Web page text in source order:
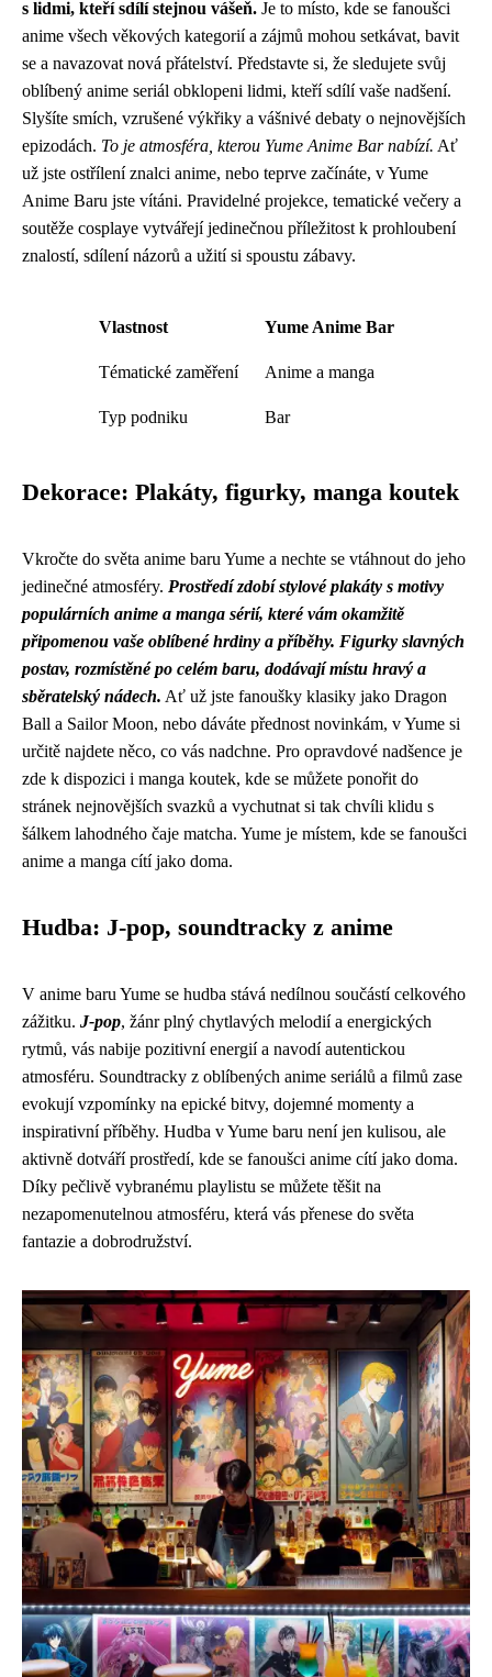
s lidmi, kteří sdílí stejnou vášeň. Je to místo, kde se fanoušci
anime všech věkových kategorií a zájmů mohou setkávat, bavit
se a navazovat nová přátelství. Představte si, že sledujete svůj
oblíbený anime seriál obklopeni lidmi, kteří sdílí vaše nadšení.
Slyšíte smích, vzrušené výkřiky a vášnivé debaty o nejnovějších
epizodách. To je atmosféra, kterou Yume Anime Bar nabízí. Ať
už jste ostřílení znalci anime, nebo teprve začínáte, v Yume
Anime Baru jste vítáni. Pravidelné projekce, tematické večery a
soutěže cosplaye vytvářejí jedinečnou příležitost k prohloubení
znalostí, sdílení názorů a užití si spoustu zábavy.
Vlastnost Yume Anime Bar
Tématické zaměření Anime a manga
Typ podniku Bar
Dekorace: Plakáty, figurky, manga koutek
Vkročte do světa anime baru Yume a nechte se vtáhnout do jeho
jedinečné atmosféry. Prostředí zdobí stylové plakáty s motivy
populárních anime a manga sérií, které vám okamžitě
připomenou vaše oblíbené hrdiny a příběhy. Figurky slavných
postav, rozmístěné po celém baru, dodávají místu hravý a
sběratelský nádech. Ať už jste fanoušky klasiky jako Dragon
Ball a Sailor Moon, nebo dáváte přednost novinkám, v Yume si
určitě najdete něco, co vás nadchne. Pro opravdové nadšence je
zde k dispozici i manga koutek, kde se můžete ponořit do
stránek nejnovějších svazků a vychutnat si tak chvíli klidu s
šálkem lahodného čaje matcha. Yume je místem, kde se fanoušci
anime a manga cítí jako doma.
Hudba: J-pop, soundtracky z anime
V anime baru Yume se hudba stává nedílnou součástí celkového
zážitku. J-pop, žánr plný chytlavých melodií a energických
rytmů, vás nabije pozitivní energií a navodí autentickou
atmosféru. Soundtracky z oblíbených anime seriálů a filmů zase
evokují vzpomínky na epické bitvy, dojemné momenty a
inspirativní příběhy. Hudba v Yume baru není jen kulisou, ale
aktivně dotváří prostředí, kde se fanoušci anime cítí jako doma.
Díky pečlivě vybranému playlistu se můžete těšit na
nezapomenutelnou atmosféru, která vás přenese do světa
fantazie a dobrodružství.